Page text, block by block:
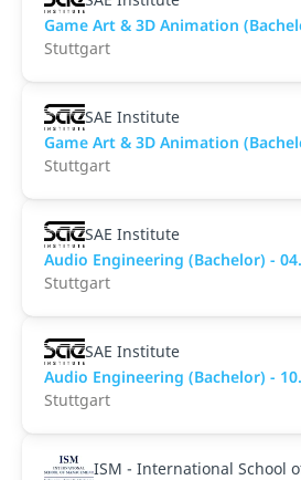
Game Art & 3D Animation
Stuttgart
SAE Institute
Game Art & 3D Animation
Stuttgart
SAE Institute
Audio Engineering (Bachelor) -
Stuttgart
SAE Institute
Audio Engineering (Bachelor) -
Stuttgart
ISM - International School